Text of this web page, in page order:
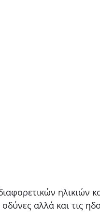
ηλικιών
αλλά και τις